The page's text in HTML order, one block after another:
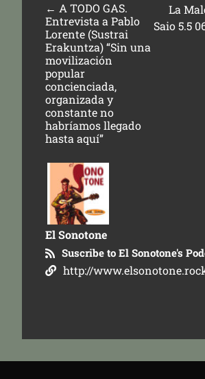
← A TODO GAS.
Entrevista a Pablo
Lorente (Sustrai
Erakuntza) “Sin una
movilización
popular
concienciada,
organizada y
constante no
habríamos llegado
hasta aquí”
La
Saio 5.5
El Sonotone
Suscribe to El Sonotone's
http://